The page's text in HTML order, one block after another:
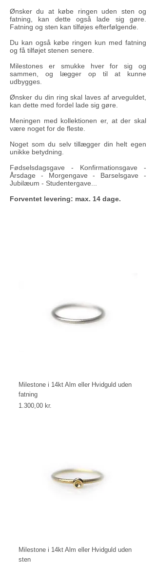
Ønsker du at købe ringen uden sten og
fatning, kan dette også lade sig gøre.
Fatning og sten kan tilføjes efterfølgende.
Du kan også købe ringen kun med fatning
og få tilføjet stenen senere.
Milestones er smukke hver for sig og
sammen, og lægger op til at kunne
udbygges.
Ønsker du din ring skal laves af arveguldet,
kan dette med fordel lade sig gøre.
Meningen med kollektionen er, at der skal
være noget for de fleste.
Noget som du selv tillægger din helt egen
unikke betydning.
Fødselsdagsgave - Konfirmationsgave -
Årsdage - Morgengave - Barselsgave -
Jubilæum - Studentergave...
Forventet levering: max. 14 dage.
Milestone i 14kt Alm eller Hvidguld uden
fatning
Price
1.300,00 kr.
Milestone i 14kt Alm eller Hvidguld uden
sten